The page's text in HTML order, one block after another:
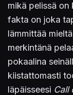
mikä pelissä on
fakta on joka
lämmittää
merkintänä
pokaalina
kiistattomasti
läpäisseesi Call